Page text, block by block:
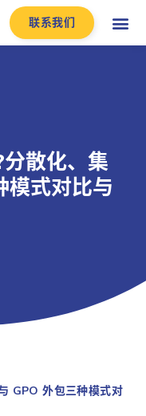
联系我们
散化、集
模式对比与
GPO 外包三种模式对